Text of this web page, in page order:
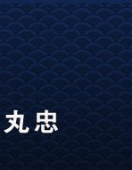
寿司「で
「でらう